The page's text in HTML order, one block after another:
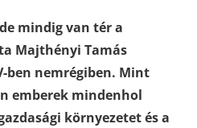
mindig van tér a
Majthényi Tamás
ben nemrégiben. Mint
emberek mindenhol
környezetet és a